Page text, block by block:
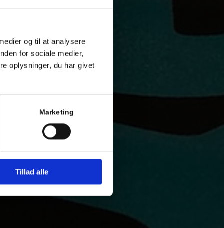
og til at analysere
for sociale medier,
oplysninger, du har givet
Marketing
Tillad alle